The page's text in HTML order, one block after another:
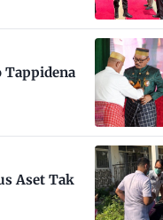
Tappidena
Aset Tak